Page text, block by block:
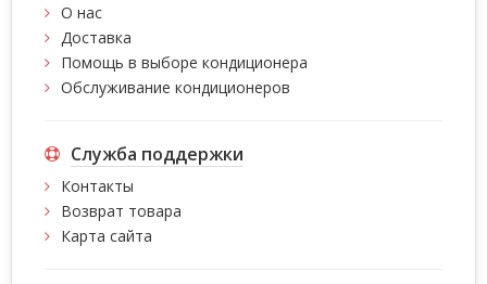
О нас
Доставка
Помощь в выборе кондиционера
Обслуживание кондиционеров
Служба поддержки
Контакты
Возврат товара
Карта сайта